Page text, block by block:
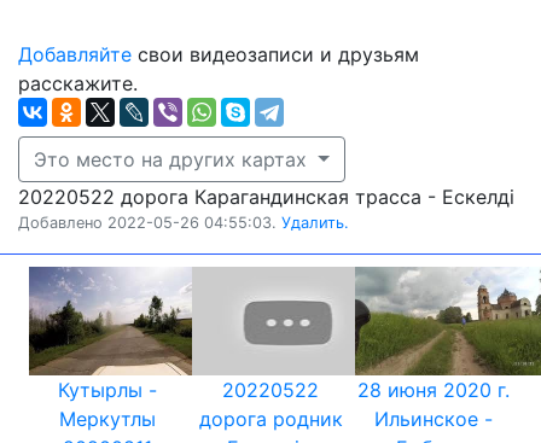
Добавляйте свои видеозаписи и друзьям
расскажите.
Это место на других картах
20220522 дорога Карагандинская трасса - Ескелдi
Добавлено 2022-05-26 04:55:03. Удалить.
Кутырлы -
Меркутлы
20220522
дорога родник
28 июня 2020 г.
Ильинское -